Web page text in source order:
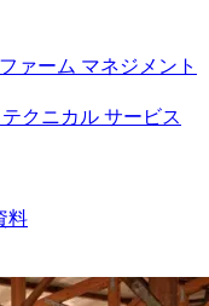
ファーム マネジメント
テクニカル サービス
料